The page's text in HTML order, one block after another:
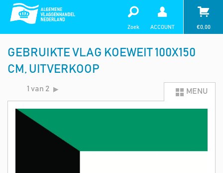
Zoek ACCOUNT €0,00
GEBRUIKTE VLAG KOEWEIT 100X150
CM, UITVERKOOP
1 van 2 MENU